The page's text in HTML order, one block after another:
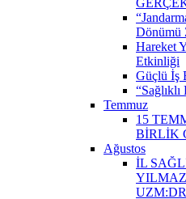
Dönümü
Hareket
Etkinliği
Güçlü İş
Temmuz
15
BİRLİK
Ağustos
İL